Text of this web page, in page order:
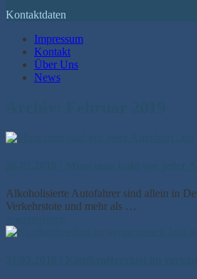
Kontaktdaten
Impressum
Kontakt
Über Uns
News
Alkoholisierte Autofahrer sind allein in
Verkehrstote und mehr als …